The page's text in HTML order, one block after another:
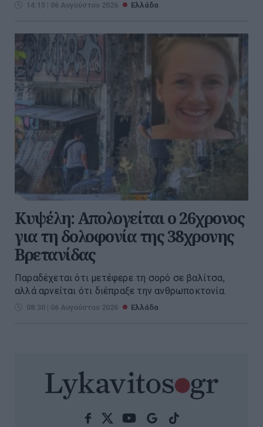
14:15 | 06 Αυγούστου 2026 Ελλάδα
Κυψέλη: Απολογείται ο 26χρονος
για τη δολοφονία της 38χρονης
Βρετανίδας
Παραδέχεται ότι μετέφερε τη σορό σε βαλίτσα,
αλλά αρνείται ότι διέπραξε την ανθρωποκτονία.
08:30 | 06 Αυγούστου 2026 Ελλάδα